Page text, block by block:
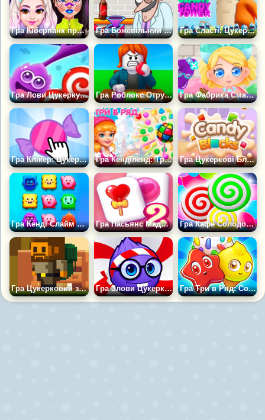
Гра Кіберпанк проти Цукеркової моди Гра Божевільний Творець Цукерок Гра Сласті: Цукеркова Вежа
Гра Лови Цукерку: Полегшена Версія Гра Роблокс Отруйний Цукерка +1 до Удачі. Гра Фабрика Смачних Цукерок
Гра Клікер: Цукерки 2 Гра Кенділенд: Три в Ряд Гра Цукеркові Блоки
Гра Кенді Слайм Сага Гра Пасьянс Маджонг Цукерки 2 Гра Кафе Солодощів
Гра Цукерковий злодій Гра Злови Цукерку 2 Гра Три в Ряд: Солодкі Загадки